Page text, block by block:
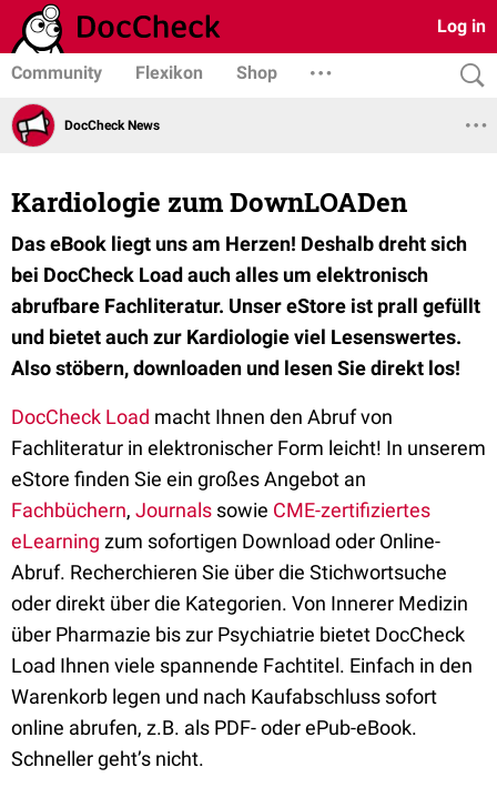
Log in
Community Flexikon Shop
DocCheck News
Kardiologie zum DownLOADen
Das eBook liegt uns am Herzen! Deshalb dreht sich
bei DocCheck Load auch alles um elektronisch
abrufbare Fachliteratur. Unser eStore ist prall gefüllt
und bietet auch zur Kardiologie viel Lesenswertes.
Also stöbern, downloaden und lesen Sie direkt los!
DocCheck Load macht Ihnen den Abruf von
Fachliteratur in elektronischer Form leicht! In unserem
eStore finden Sie ein großes Angebot an
Fachbüchern, Journals sowie CME-zertifiziertes
eLearning zum sofortigen Download oder Online-
Abruf. Recherchieren Sie über die Stichwortsuche
oder direkt über die Kategorien. Von Innerer Medizin
über Pharmazie bis zur Psychiatrie bietet DocCheck
Load Ihnen viele spannende Fachtitel. Einfach in den
Warenkorb legen und nach Kaufabschluss sofort
online abrufen, z.B. als PDF- oder ePub-eBook.
Schneller geht’s nicht.